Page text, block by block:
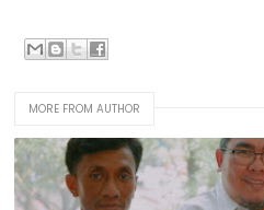
MORE FROM AUTHOR